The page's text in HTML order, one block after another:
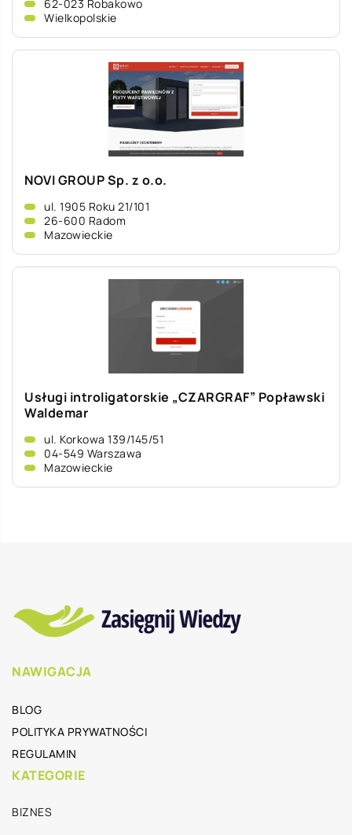
62-023 Robakowo
Wielkopolskie
NOVI GROUP Sp. z o.o.
ul. 1905 Roku 21/101
26-600 Radom
Mazowieckie
Usługi introligatorskie „CZARGRAF” Popławski
Waldemar
ul. Korkowa 139/145/51
04-549 Warszawa
Mazowieckie
NAWIGACJA
BLOG
POLITYKA PRYWATNOŚCI
REGULAMIN
KATEGORIE
BIZNES